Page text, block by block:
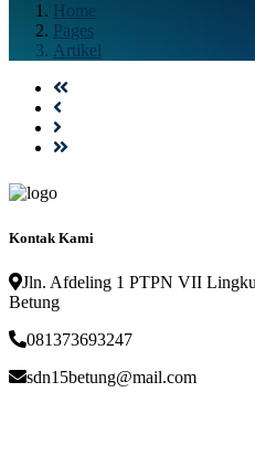
Home
Pages
Artikel
Kontak Kami
Jln. Afdeling 1 PTPN VII
Betung
081373693247
sdn15betung@mail.com